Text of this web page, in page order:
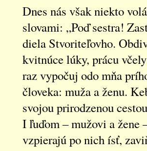
Dnes nás však niekto
slovami: „Poď sestra!
diela Stvoriteľovho.
kvitnúce lúky, prácu
raz vypočuj odo mňa
človeka: muža a ženu.
svojou prirodzenou
I ľuďom – mužovi a žene
vzpierajú po nich ísť,